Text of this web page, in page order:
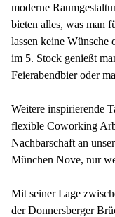
moderne
bieten alles, was man
lassen keine Wünsche
im 5. Stock genießt
Feierabendbier oder
Weitere inspirierende
flexible Coworking
Nachbarschaft an
München Nove, nur
Mit seiner Lage
der Donnersberger